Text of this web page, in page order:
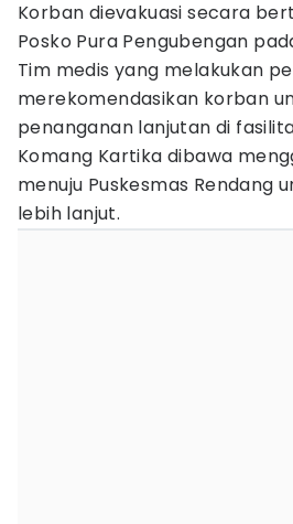
Korban dievakuasi secara
Posko Pura Pengubengan
Tim medis yang melakukan
merekomendasikan korban
penanganan lanjutan di
Komang Kartika dibawa
menuju Puskesmas Rendang
lebih lanjut.